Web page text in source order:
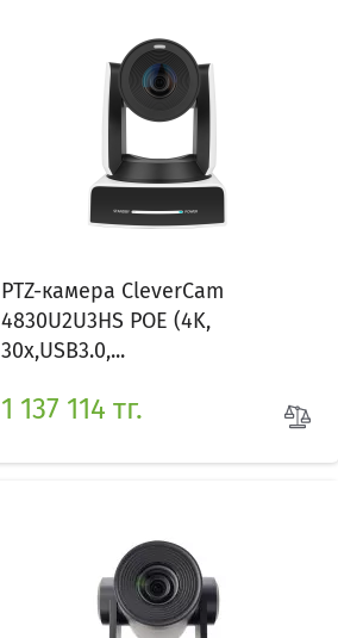
PTZ-камера CleverCam
4830U2U3HS POE (4K,
30x,USB3.0,...
1 137 114 тг.